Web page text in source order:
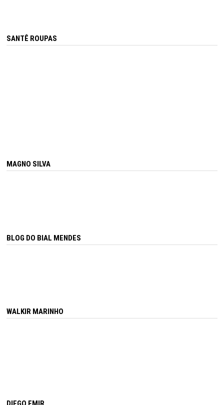
SANTÊ ROUPAS
MAGNO SILVA
BLOG DO BIAL MENDES
WALKIR MARINHO